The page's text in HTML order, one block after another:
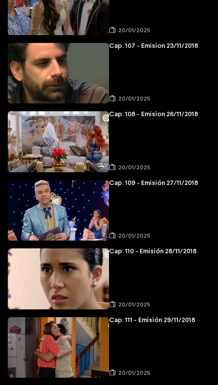
20/01/2025
Cap: 107 - Emision 23/11/2018
20/01/2025
Cap: 108 - Emision 26/11/2018
20/01/2025
Cap: 109 - Emisión 27/11/2018
20/01/2025
Cap: 110 - Emisión 28/11/2018
20/01/2025
Cap: 111 - Emisión 29/11/2018
20/01/2025